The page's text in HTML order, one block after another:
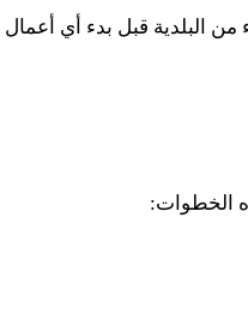
البلدية قبل بدء أي أعمال
الخطوات: